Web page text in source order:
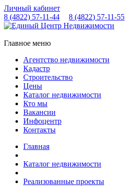
Личный кабинет
8 (4822) 57-11-44 8 (4822) 57-11-55
Главное меню
Агентство недвижимости
Кадастр
Строительство
Цены
Каталог недвижимости
Кто мы
Вакансии
Инфоцентр
Контакты
Главная
Каталог недвижимости
Реализованные проекты